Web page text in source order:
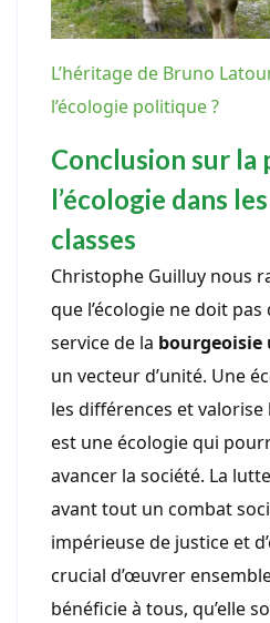
L’héritage de Bruno
l’écologie politique ?
Conclusion sur la
l’écologie dans
classes
Christophe Guilluy nous
que l’écologie ne doit
service de la bourgeoisie
un vecteur d’unité. Une
les différences et valorise
est une écologie qui
avancer la société. La
avant tout un combat
impérieuse de justice et
crucial d’œuvrer
bénéficie à tous, qu’elle